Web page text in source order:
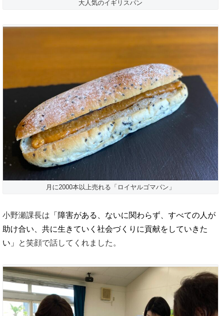
大人気のイギリスパン
月に2000本以上売れる「ロイヤルゴマパン」
小野瀬課長は 「障害がある、ないに関わらず、すべての人が
助け合い、共に生きていく社会づくりに貢献をしていきた
い」
と笑顔で話してくれました。